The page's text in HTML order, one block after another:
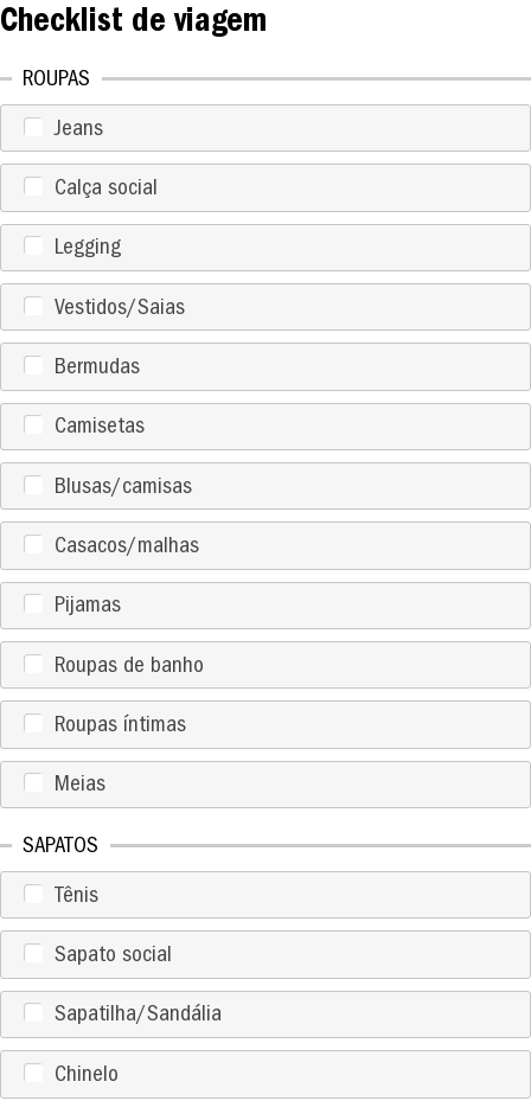
Checklist de viagem
ROUPAS
Jeans
Calça social
Legging
Vestidos/Saias
Bermudas
Camisetas
Blusas/camisas
Casacos/malhas
Pijamas
Roupas de banho
Roupas íntimas
Meias
SAPATOS
Tênis
Sapato social
Sapatilha/Sandália
Chinelo